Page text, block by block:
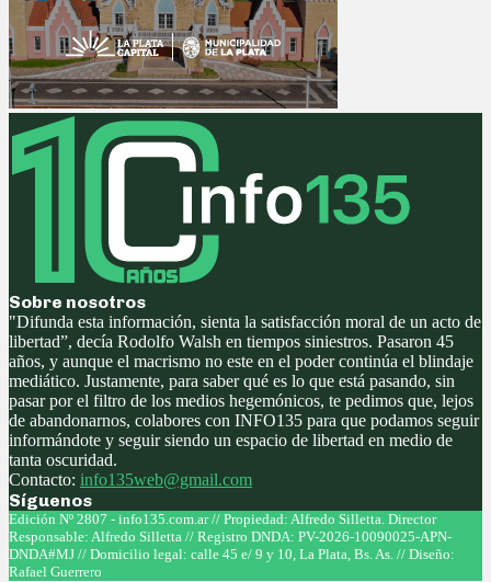
Sobre nosotros
"Difunda esta información, sienta la satisfacción moral de un acto de
libertad”, decía Rodolfo Walsh en tiempos siniestros. Pasaron 45
años, y aunque el macrismo no este en el poder continúa el blindaje
mediático. Justamente, para saber qué es lo que está pasando, sin
pasar por el filtro de los medios hegemónicos, te pedimos que, lejos
de abandonarnos, colabores con INFO135 para que podamos seguir
informándote y seguir siendo un espacio de libertad en medio de
tanta oscuridad.
Contacto: info135web@gmail.com
Síguenos
Facebook
Twitter
Instagram
Youtube
Edición Nº 2807 - info135.com.ar // Propiedad: Alfredo Silletta. Director
Responsable: Alfredo Silletta // Registro DNDA: PV-2026-10090025-APN-
DNDA#MJ // Domicilio legal: calle 45 e/ 9 y 10, La Plata, Bs. As. // Diseño:
Rafael Guerrero